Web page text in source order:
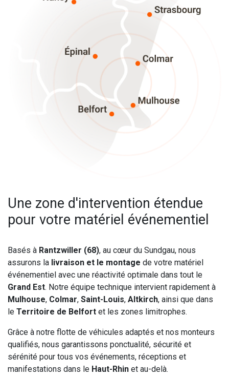
Une zone d'intervention étendue
pour votre matériel événementiel
Basés à Rantzwiller (68), au cœur du Sundgau, nous
assurons la livraison et le montage de votre matériel
événementiel avec une réactivité optimale dans tout le
Grand Est. Notre équipe technique intervient rapidement à
Mulhouse, Colmar, Saint-Louis, Altkirch, ainsi que dans
le Territoire de Belfort et les zones limitrophes.
Grâce à notre flotte de véhicules adaptés et nos monteurs
qualifiés, nous garantissons ponctualité, sécurité et
sérénité pour tous vos événements, réceptions et
manifestations dans le Haut-Rhin et au-delà.